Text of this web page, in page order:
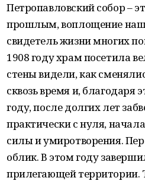
Петропавловский собор –
прошлым, воплощение
свидетель жизни многих
1908 году храм посетила
стены видели, как
сквозь время и, благодаря
году, после долгих лет
практически с нуля,
силы и умиротворения.
облик. В этом году
прилегающей территории.